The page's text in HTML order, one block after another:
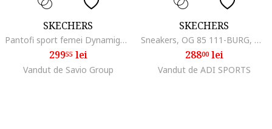
SKECHERS
Pantofi sport femei Dynamight 2.0-Eye to Eye, Visiniu
29955lei
Vandut de Savio Group
SKECHERS
Sneakers, OG 85 111-BURG, Maro, Visiniu
28800lei
Vandut de ADI SPORTS